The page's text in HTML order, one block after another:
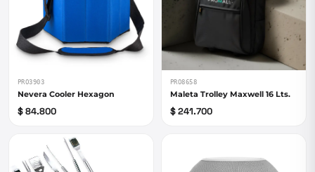
PRO3903
Nevera Cooler Hexagon
$ 84.800
PRO8658
Maleta Trolley Maxwell 16 Lts.
$ 241.700